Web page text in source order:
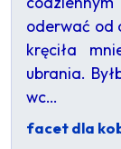
oderwać od
kręciła
ubrania.
wc…
facet dla